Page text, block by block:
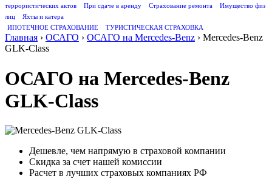
террористических актов
При сдаче в аренду Страхование ремонта
Имущество физ
лиц
Яхты и катера
ИПОТЕЧНОЕ СТРАХОВАНИЕ
ТУРИСТИЧЕСКАЯ СТРАХОВКА
Главная › ОСАГО › ОСАГО на Mercedes-Benz › Mercedes-Benz
GLK-Class
ОСАГО на Mercedes-Benz
GLK-Class
Дешевле, чем напрямую в страховой компании
Скидка за счет нашей комиссии
Расчет в лучших страховых компаниях РФ